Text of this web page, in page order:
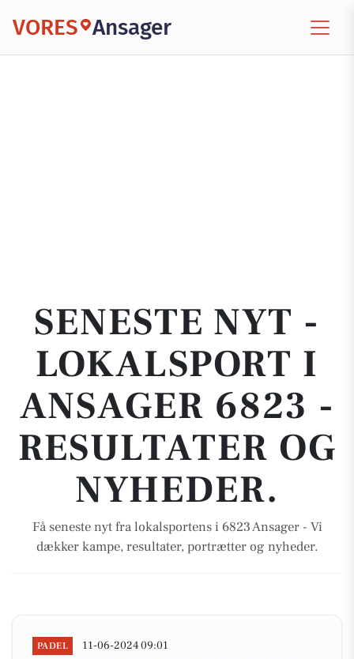
VORES Ansager
SENESTE NYT -
LOKALSPORT I
ANSAGER 6823 -
RESULTATER OG
NYHEDER.
Få seneste nyt fra lokalsportens i 6823 Ansager - Vi
dækker kampe, resultater, portrætter og nyheder.
PADEL 11-06-2024 09:01